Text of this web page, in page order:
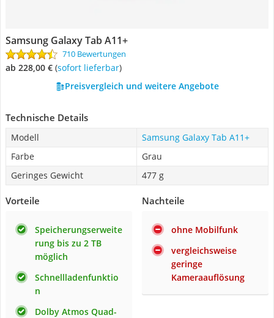
Samsung Galaxy Tab A11+
710 Bewertungen
ab 228,00 € ( Sofort lieferbar)
Preisvergleich und weitere Angebote
Technische Details
Modell
Samsung Galaxy Tab A11+
Farbe
Grau
Geringes Gewicht
477 g
Vorteile
Speicherungserweite
rung bis zu 2 TB
möglich
Schnellladenfunktio
n
Dolby Atmos Quad-
Nachteile
ohne Mobilfunk
vergleichsweise
geringe
Kameraauflösung